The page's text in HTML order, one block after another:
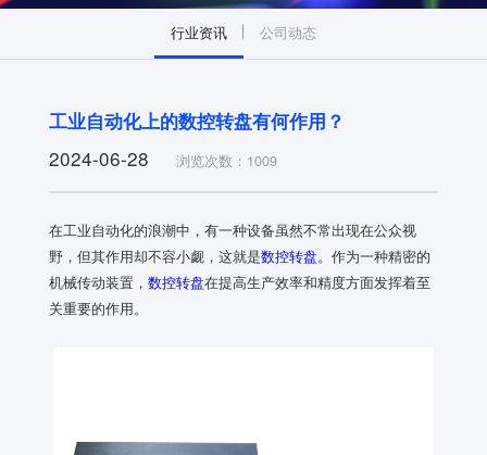
行业资讯 公司动态
工业自动化上的数控转盘有何作用？
2024-06-28 浏览次数：1009
在工业自动化的浪潮中，有一种设备虽然不常出现在公众视
野，但其作用却不容小觑，这就是数控转盘。作为一种精密的
机械传动装置， 数控转盘在提高生产效率和精度方面发挥着至
关重要的作用。